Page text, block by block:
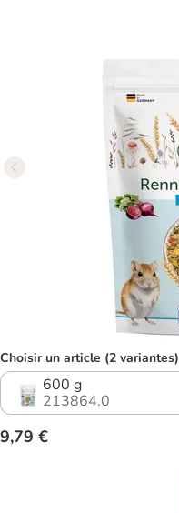
Choisir un article (2 variantes)
600 g
213864.0
9,79 €